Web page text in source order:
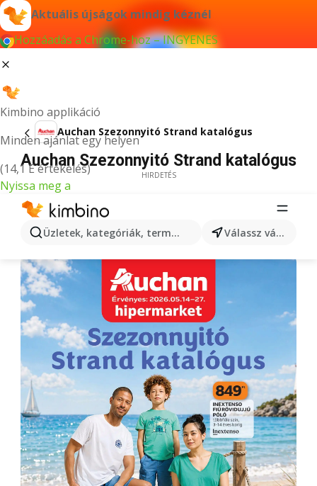
Aktuális újságok mindig kéznél
Hozzáadás a Chrome-hoz – INGYENES
Kimbino applikáció
Minden ajánlat egy helyen
(14,1 E értékelés)
Nyissa meg a
Üzletek, kategóriák, termékek keresése... Válassz várost
Auchan Szezonnyitó Strand katalógus
Auchan Szezonnyitó Strand katalógus
HIRDETÉS